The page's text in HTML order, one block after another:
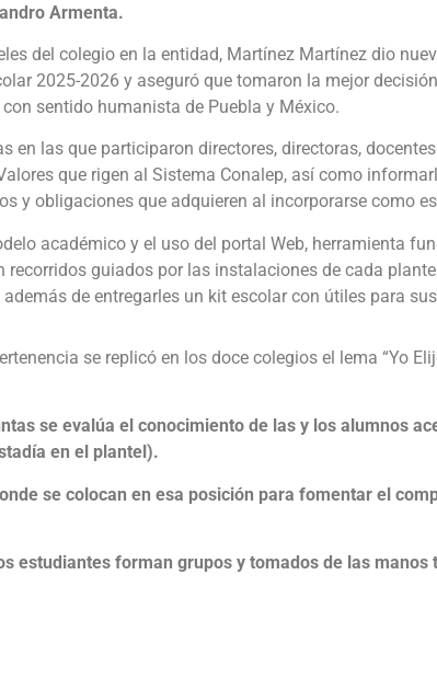
Armenta.
del colegio en la entidad, Martínez Martínez dio
2025-2026 y aseguró que tomaron la mejor
sentido humanista de Puebla y México.
en las que participaron directores, directoras, docentes
que rigen al Sistema Conalep, así como
y obligaciones que adquieren al incorporarse como
académico y el uso del portal Web, herramienta
guiados por las instalaciones de cada
de entregarles un kit escolar con útiles para
se replicó en los doce colegios el lema “Yo
se evalúa el conocimiento de las y los alumnos
en el plantel).
se colocan en esa posición para fomentar el
estudiantes forman grupos y tomados de las manos